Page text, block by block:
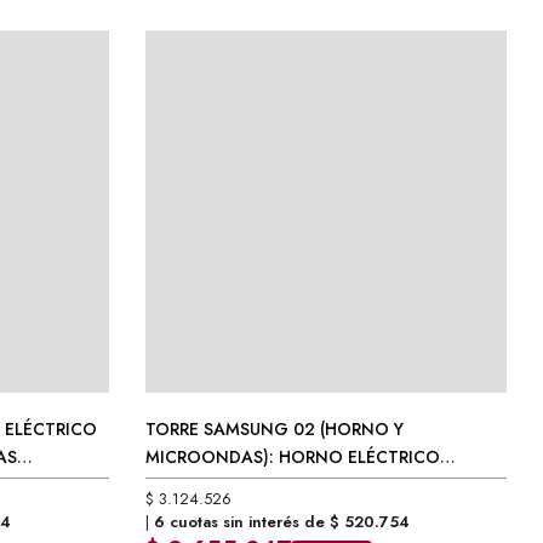
TORRE SAMSUNG 02 (HORNO Y
MICROONDAS): HORNO ELÉCTRICO
(NV7B4040VAS) + MICROONDAS
(MG22M8074CT)
$ 3.124.526
6 cuotas sin interés de $ 520.754
(MG22M8074CT)
$3.124.526
Precio sin Impuestos Nacionales:$ 2.582.253
6 cuotas sin interés de$520.754
$2.655.847 -15% OFF
Precio contado con transferencia